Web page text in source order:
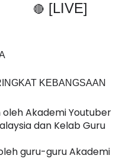
🔴 [LIVE]
KEBANGSAAN
Akademi Youtuber
dan Kelab Guru
guru-guru Akademi